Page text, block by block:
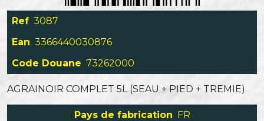
Ref 3087
Ean 3366440030876
Code Douane 73262000
AGRAINOIR COMPLET 5L (SEAU + PIED + TREMIE)
Pays de fabrication FR